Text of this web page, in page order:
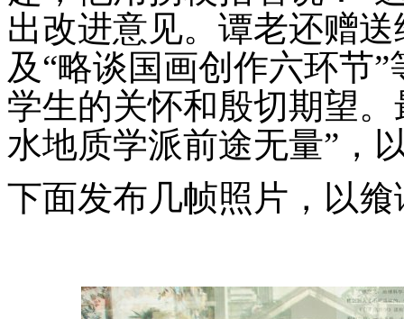
出改进意见。谭老还赠
及“略谈国画创作六环节
学生的关怀和殷切期望
水地质学派前途无量”，
下面发布几帧照片，以飨